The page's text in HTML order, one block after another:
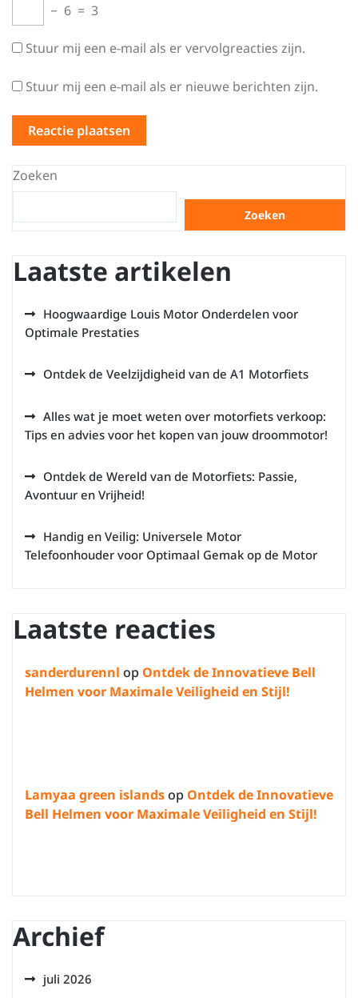
− 6 = 3
Stuur mij een e-mail als er vervolgreacties zijn.
Stuur mij een e-mail als er nieuwe berichten zijn.
Zoeken
Zoeken
Laatste artikelen
Hoogwaardige Louis Motor Onderdelen voor
Optimale Prestaties
Ontdek de Veelzijdigheid van de A1 Motorfiets
Alles wat je moet weten over motorfiets verkoop:
Tips en advies voor het kopen van jouw droommotor!
Ontdek de Wereld van de Motorfiets: Passie,
Avontuur en Vrijheid!
Handig en Veilig: Universele Motor
Telefoonhouder voor Optimaal Gemak op de Motor
Laatste reacties
sanderdurennl op Ontdek de Innovatieve Bell
Helmen voor Maximale Veiligheid en Stijl!
Lamyaa green islandsop Ontdek de Innovatieve
Bell Helmen voor Maximale Veiligheid en Stijl!
Archief
juli 2026